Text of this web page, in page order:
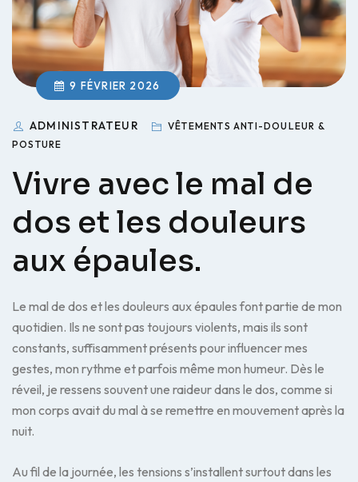
9 FÉVRIER 2026
ADMINISTRATEUR
VÊTEMENTS ANTI-DOULEUR &
POSTURE
Vivre avec le mal de
dos et les douleurs
aux épaules.
Le mal de dos et les douleurs aux épaules font partie de mon
quotidien. Ils ne sont pas toujours violents, mais ils sont
constants, suffisamment présents pour influencer mes
gestes, mon rythme et parfois même mon humeur. Dès le
réveil, je ressens souvent une raideur dans le dos, comme si
mon corps avait du mal à se remettre en mouvement après la
nuit.
Au fil de la journée, les tensions s’installent surtout dans les